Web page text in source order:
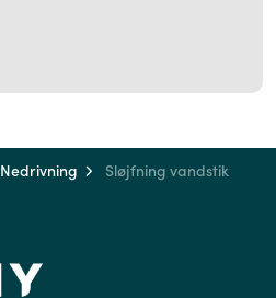
Nedrivning Sløjfning vandstik